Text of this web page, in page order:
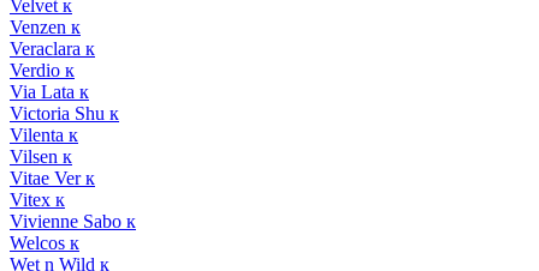
Velvet к
Venzen к
Veraclara к
Verdio к
Via Lata к
Victoria Shu к
Vilenta к
Vilsen к
Vitae Ver к
Vitex к
Vivienne Sabo к
Welcos к
Wet n Wild к